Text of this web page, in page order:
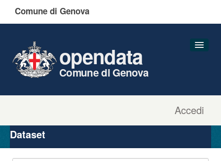
Comune di Genova
Accedi
opendata
Comune di Genova
Organizzazioni
Gruppi
Dataset